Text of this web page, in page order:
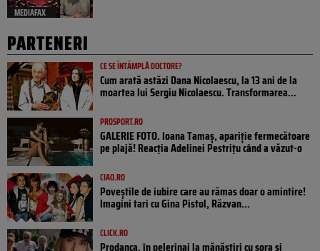
MEDIAFAX
PARTENERI
CE SE ÎNTÂMPLĂ DOCTORE?
Cum arată astăzi Dana Nicolaescu, la 13 ani de la
moartea lui Sergiu Nicolaescu. Transformarea...
PROSPORT.RO
GALERIE FOTO. Ioana Tamaş, apariție fermecătoare
pe plajă! Reacția Adelinei Pestrițu când a văzut-o
CIAO.RO
Poveştile de iubire care au rămas doar o amintire!
Imagini tari cu Gina Pistol, Răzvan...
CLICK.RO
Prodanca, în pelerinaj la mănăstiri cu sora și